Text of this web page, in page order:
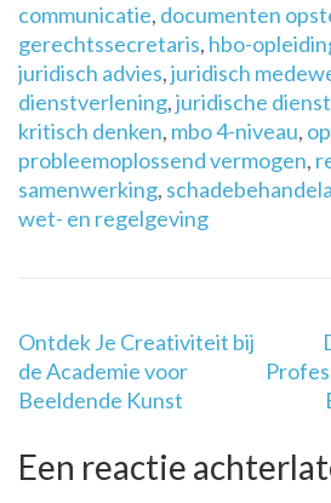
communicatie, documenten
gerechtssecretaris, hbo-
juridisch advies,juridisch
dienstverlening,juridische
kritisch denken, mbo 4-niveau,
probleemoplossend vermogen,
samenwerking,
wet- en regelgeving
Berichtnavigatie
Ontdek Je Creativiteit bij
de Academie voor
Beeldende Kunst
Een reactie